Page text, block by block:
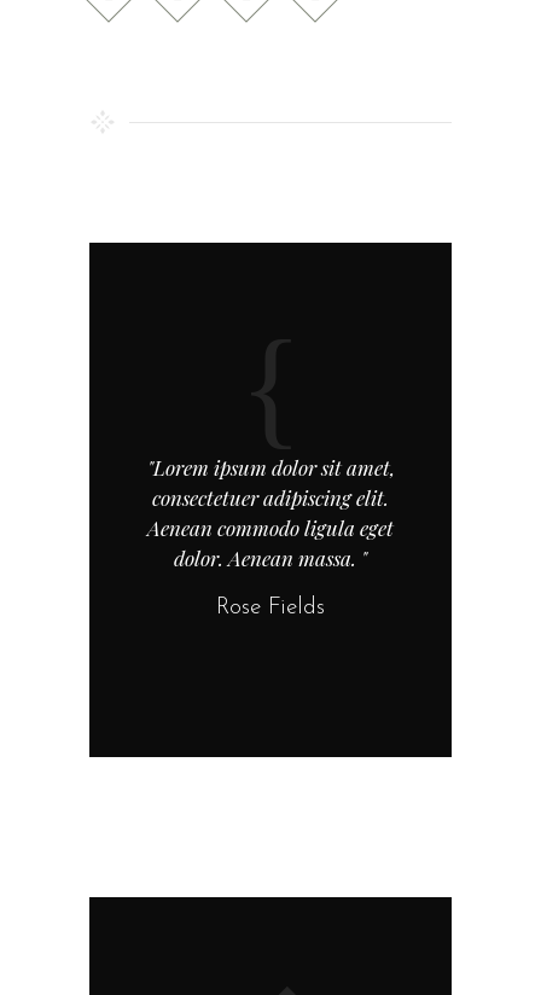
"Lorem ipsum dolor sit amet,
consectetuer adipiscing elit.
Aenean commodo ligula eget
dolor. Aenean massa. "
Rose Fields